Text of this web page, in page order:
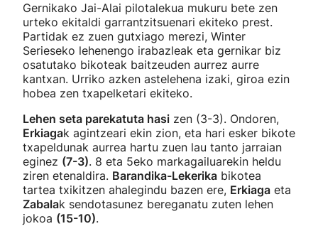
Gernikako Jai-Alai pilotalekua mukuru bete zen
urteko ekitaldi garrantzitsuenari ekiteko prest.
Partidak ez zuen gutxiago merezi, Winter
Serieseko lehenengo irabazleak eta gernikar biz
osatutako bikoteak baitzeuden aurrez aurre
kantxan. Urriko azken astelehena izaki, giroa ezin
hobea zen txapelketari ekiteko.
Lehen seta parekatuta hasi zen (3-3). Ondoren,
Erkiagak agintzeari ekin zion, eta hari esker bikote
txapeldunak aurrea hartu zuen lau tanto jarraian
eginez (7-3). 8 eta 5eko markagailuarekin heldu
ziren etenaldira. Barandika-Lekerika bikotea
tartea txikitzen ahalegindu bazen ere, Erkiaga eta
Zabalak sendotasunez bereganatu zuten lehen
jokoa (15-10).